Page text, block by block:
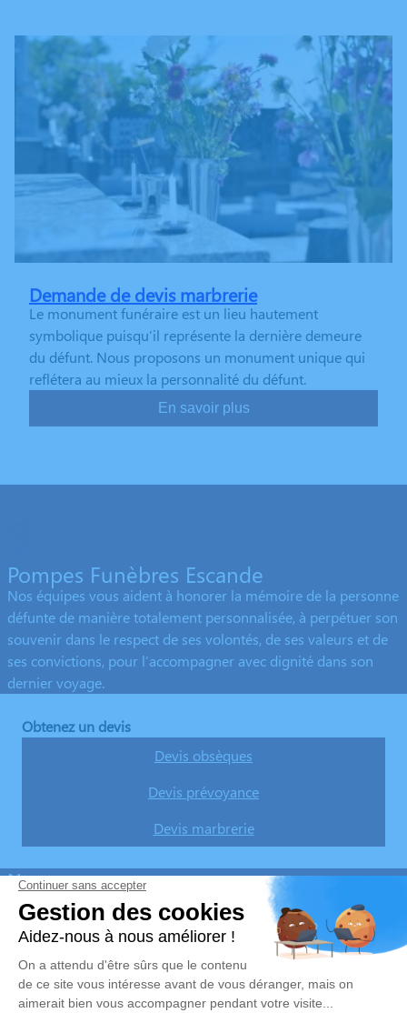
Demande de devis marbrerie
Le monument funéraire est un lieu hautement
symbolique puisqu’il représente la dernière demeure
du défunt. Nous proposons un monument unique qui
reflétera au mieux la personnalité du défunt.
En savoir plus
Pompes Funèbres Escande
Nos équipes vous aident à honorer la mémoire de la personne
défunte de manière totalement personnalisée, à perpétuer son
souvenir dans le respect de ses volontés, de ses valeurs et de
ses convictions, pour l’accompagner avec dignité dans son
dernier voyage.
Obtenez un devis
Devis obsèques
Devis prévoyance
Devis marbrerie
Nos agences
Pompes Funèbres ACF Escande
04 68 78 98 83
8 Place Davilla - 11000 - Carcassonne
4.9/5 - 37 avis